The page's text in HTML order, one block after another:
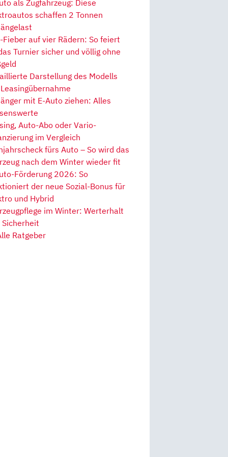
als Zugfahrzeug: Diese
schaffen 2 Tonnen
Fieber auf vier Rädern: So feiert
Turnier sicher und völlig ohne
Darstellung des Modells
mit E-Auto ziehen: Alles
Auto-Abo oder Vario-
im Vergleich
fürs Auto – So wird das
nach dem Winter wieder fit
Förderung 2026: So
der neue Sozial-Bonus für
und Hybrid
im Winter: Werterhalt
Sicherheit
Ratgeber